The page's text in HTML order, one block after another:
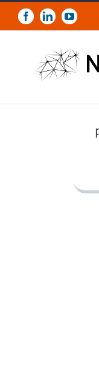
FacebookLinkedInYouTube